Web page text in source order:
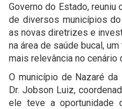
Governo do Estado,
de diversos municípios
as novas diretrizes e
na área de saúde bucal,
mais relevância no
O município de Nazaré
Dr. Jobson Luiz,
ele teve a oportunidade